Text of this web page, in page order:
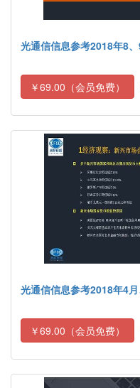
光通信信息参考2018年8、
￥69.00（会员免费）
光通信信息参考2018年4
￥69.00（会员免费）